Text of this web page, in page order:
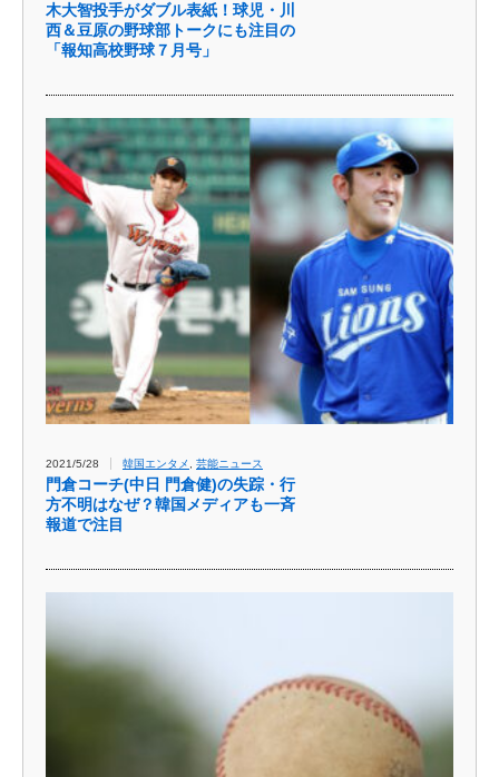
木大智投手がダブル表紙！球児・川
西＆豆原の野球部トークにも注目の
「報知高校野球７月号」
2021/5/28 韓国エンタメ 芸能ニュース
門倉コーチ(中日 門倉健)の失踪・行
方不明はなぜ？韓国メディアも一斉
報道で注目